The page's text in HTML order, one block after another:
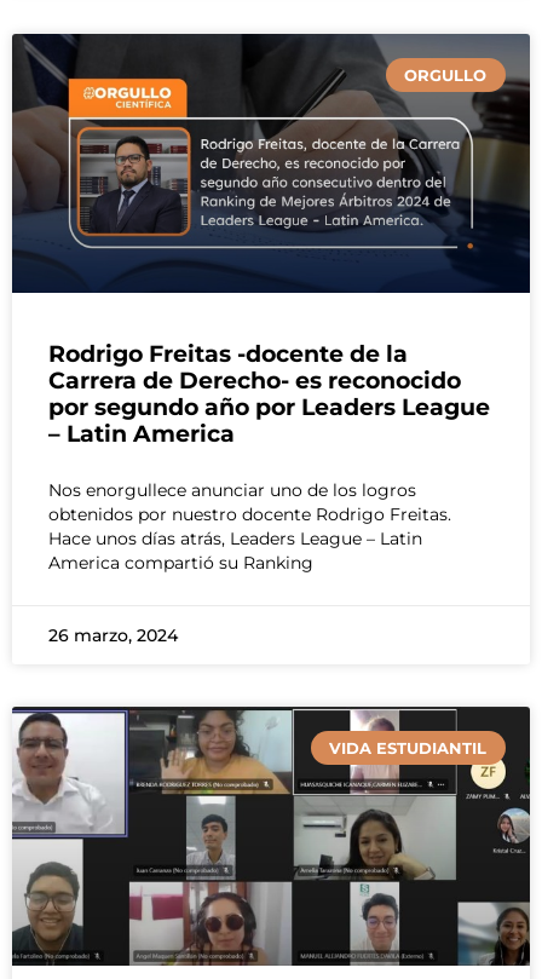
ORGULLO
Rodrigo Freitas -docente de la
Carrera de Derecho- es reconocido
por segundo año por Leaders League
– Latin America
Nos enorgullece anunciar uno de los logros
obtenidos por nuestro docente Rodrigo Freitas.
Hace unos días atrás, Leaders League – Latin
America compartió su Ranking
26 marzo, 2024
VIDA ESTUDIANTIL